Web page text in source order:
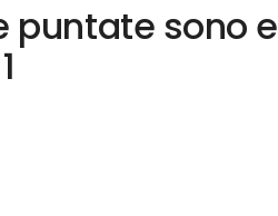
puntate sono e